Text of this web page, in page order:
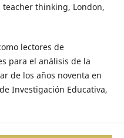
teacher thinking, London,
lectores de
para el análisis de la
de los años noventa en
Investigación Educativa,